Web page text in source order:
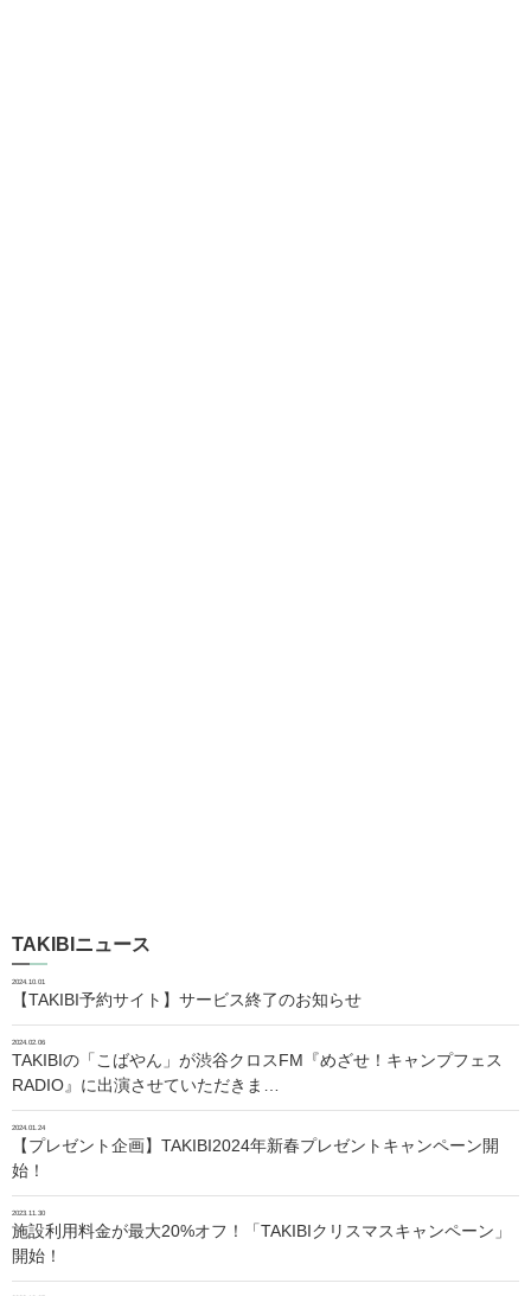
TAKIBIニュース
2024.10.01
【TAKIBI予約サイト】サービス終了のお知らせ
2024.02.06
TAKIBIの「こばやん」が渋谷クロスFM『めざせ！キャンプフェス
RADIO』に出演させていただきま…
2024.01.24
【プレゼント企画】TAKIBI2024年新春プレゼントキャンペーン開
始！
2023.11.30
施設利用料金が最大20%オフ！「TAKIBIクリスマスキャンペーン」
開始！